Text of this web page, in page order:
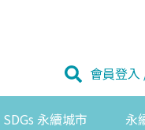
會員登入
SDGs 永續城市
永